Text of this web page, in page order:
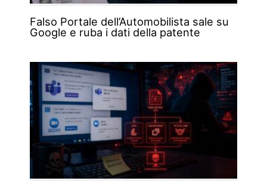
Falso Portale dell’Automobilista sale su
Google e ruba i dati della patente